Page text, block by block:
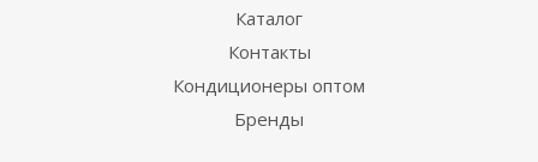
Каталог
Контакты
Кондиционеры оптом
Бренды